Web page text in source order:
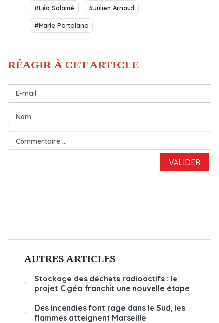
#Léa Salamé #Julien Arnaud
#Marie Portolano
AUTRES ARTICLES
Stockage des déchets radioactifs : le
projet Cigéo franchit une nouvelle étape
Des incendies font rage dans le Sud, les
flammes atteignent Marseille